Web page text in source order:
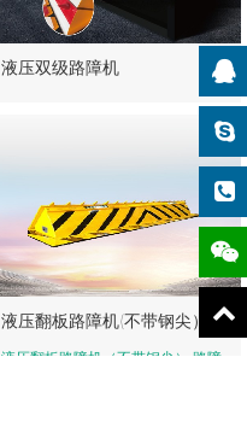
液压双级路障机
液压翻板路障机(不带钢尖）
液压翻板路障机（不带钢尖） 路障